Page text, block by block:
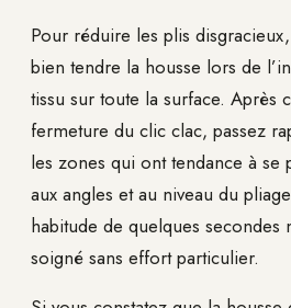
Pour réduire les plis
bien tendre la housse lors de
tissu sur toute la surface. Après
fermeture du clic clac, passez
les zones qui ont tendance à se
aux angles et au niveau du
habitude de quelques secondes
soigné sans effort particulier.